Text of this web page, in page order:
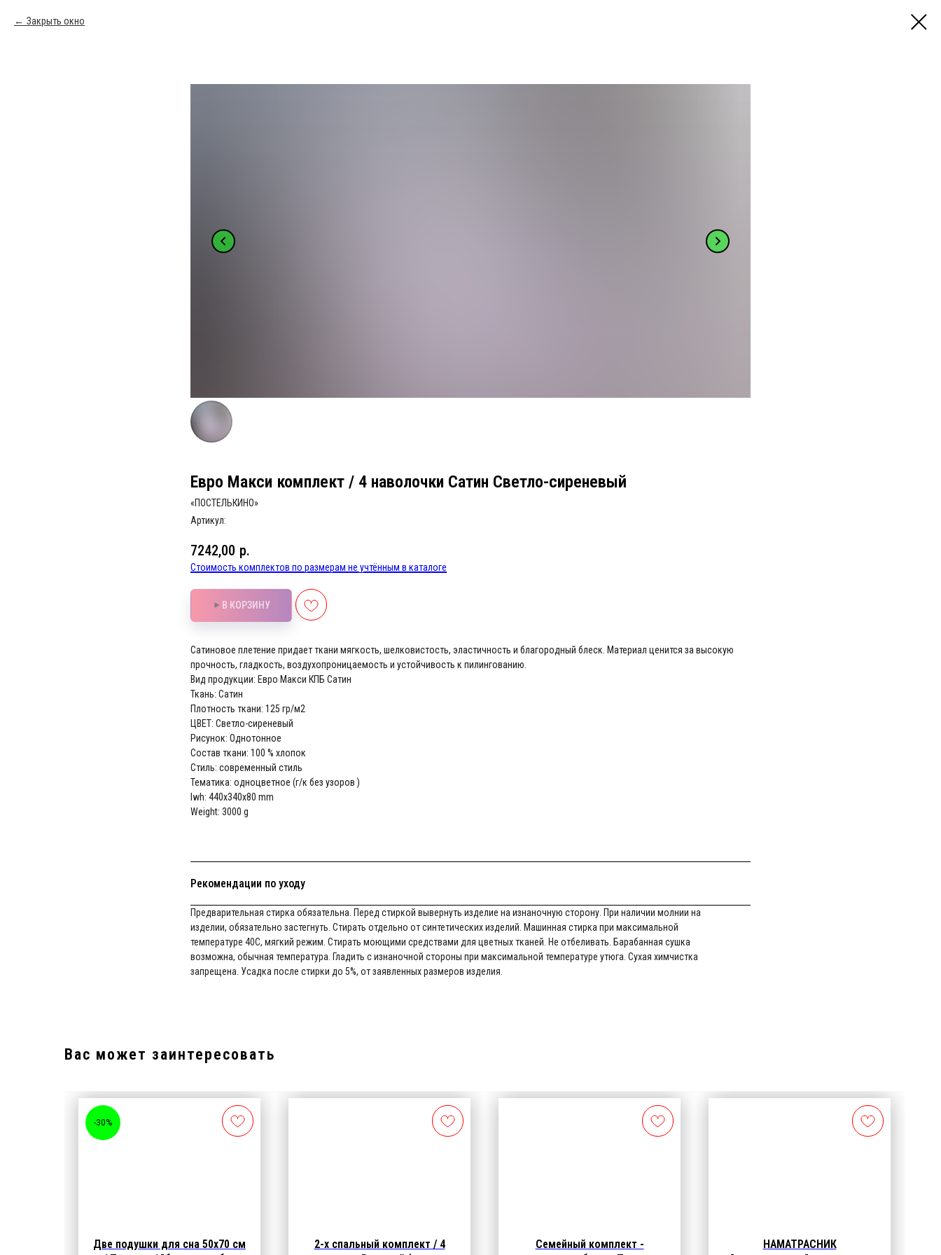
Закрыть окно
Евро Макси комплект / 4 наволочки Сатин Светло-сиреневый
«ПОСТЕЛЬКИНО»
Артикул:
7242,00 р.
Стоимость комплектов по размерам не учтённым в каталоге
В КОРЗИНУ
Сатиновое плетение придает ткани мягкость, шелковистость, эластичность и благородный блеск. Материал ценится за высокую
прочность, гладкость, воздухопроницаемость и устойчивость к пилингованию.
Вид продукции: Евро Макси КПБ Сатин
Ткань: Сатин
Плотность ткани: 125 гр/м2
ЦВЕТ: Светло-сиреневый
Рисунок: Однотонное
Состав ткани: 100 % хлопок
Стиль: современный стиль
Тематика: одноцветное (г/к без узоров )
lwh: 440x340x80 mm
Weight: 3000 g
Рекомендации по уходу
Предварительная стирка обязательна. Перед стиркой вывернуть изделие на изнаночную сторону. При наличии молнии на
изделии, обязательно застегнуть. Стирать отдельно от синтетических изделий. Машинная стирка при максимальной
температуре 40С, мягкий режим. Стирать моющими средствами для цветных тканей. Не отбеливать. Барабанная сушка
возможна, обычная температура. Гладить с изнаночной стороны при максимальной температуре утюга. Сухая химчистка
запрещена. Усадка после стирки до 5%, от заявленных размеров изделия.
Вас может заинтересовать
-30%
Две подушки для сна 50х70 см
2-х спальный комплект / 4
Семейный комплект -
НАМАТРАСНИК